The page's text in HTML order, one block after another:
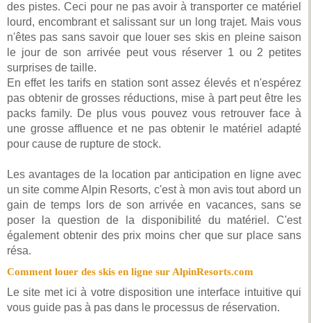
des pistes. Ceci pour ne pas avoir à transporter ce matériel
lourd, encombrant et salissant sur un long trajet. Mais vous
n'êtes pas sans savoir que louer ses skis en pleine saison
le jour de son arrivée peut vous réserver 1 ou 2 petites
surprises de taille.
En effet les tarifs en station sont assez élevés et n'espérez
pas obtenir de grosses réductions, mise à part peut être les
packs family. De plus vous pouvez vous retrouver face à
une grosse affluence et ne pas obtenir le matériel adapté
pour cause de rupture de stock.
Les avantages de la location par anticipation en ligne avec
un site comme Alpin Resorts, c'est à mon avis tout abord un
gain de temps lors de son arrivée en vacances, sans se
poser la question de la disponibilité du matériel. C'est
également obtenir des prix moins cher que sur place sans
résa.
Comment louer des skis en ligne sur AlpinResorts.com
Le site met ici à votre disposition une interface intuitive qui
vous guide pas à pas dans le processus de réservation.